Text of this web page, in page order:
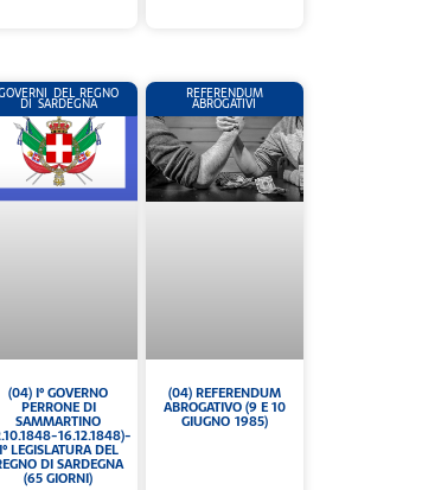
DEL REGNO
DI SARDEGNA
(04) I° GOVERNO
PERRONE DI
SAMMARTINO
16.12.1848)-
I° LEGISLATURA DEL
DI SARDEGNA
(65 GIORNI)
REFERENDUM
ABROGATIVI
(04) REFERENDUM
ABROGATIVO (9 E 10
GIUGNO 1985)